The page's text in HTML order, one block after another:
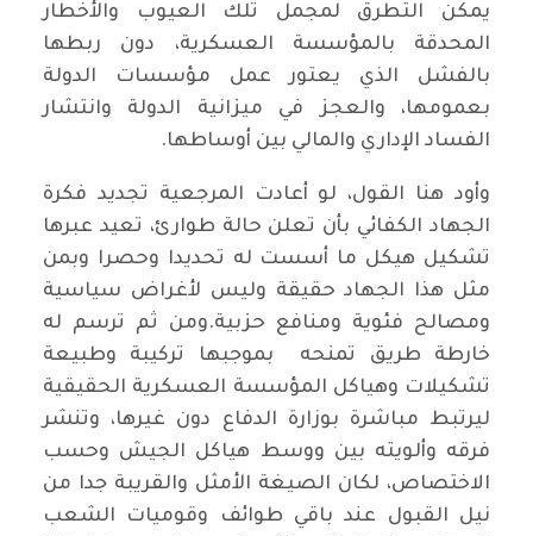
يمكن التطرق لمجمل تلك العيوب والأخطار
المحدقة بالمؤسسة العسكرية، دون ربطها
بالفشل الذي يعتور عمل مؤسسات الدولة
بعمومها، والعجز في ميزانية الدولة وانتشار
الفساد الإداري والمالي بين أوساطها.
وأود هنا القول، لو أعادت المرجعية تجديد فكرة
الجهاد الكفائي بأن تعلن حالة طوارئ، تعيد عبرها
تشكيل هيكل ما أسست له تحديدا وحصرا وبمن
مثل هذا الجهاد حقيقة وليس لأغراض سياسية
ومصالح فئوية ومنافع حزبية.ومن ثم ترسم له
خارطة طريق تمنحه بموجبها تركيبة وطبيعة
تشكيلات وهياكل المؤسسة العسكرية الحقيقية
ليرتبط مباشرة بوزارة الدفاع دون غيرها، وتنشر
فرقه وألويته بين ووسط هياكل الجيش وحسب
الاختصاص، لكان الصيغة الأمثل والقريبة جدا من
نيل القبول عند باقي طوائف وقوميات الشعب